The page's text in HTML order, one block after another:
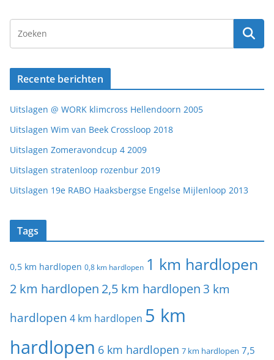
Recente berichten
Uitslagen @ WORK klimcross Hellendoorn 2005
Uitslagen Wim van Beek Crossloop 2018
Uitslagen Zomeravondcup 4 2009
Uitslagen stratenloop rozenbur 2019
Uitslagen 19e RABO Haaksbergse Engelse Mijlenloop 2013
Tags
0,5 km hardlopen 0,8 km hardlopen 1 km hardlopen
2 km hardlopen 2,5 km hardlopen 3 km
hardlopen 4 km hardlopen 5 km
hardlopen 6 km hardlopen 7 km hardlopen 7,5